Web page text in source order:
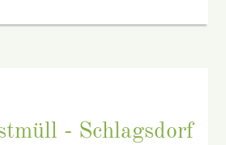
- Schlagsdorf